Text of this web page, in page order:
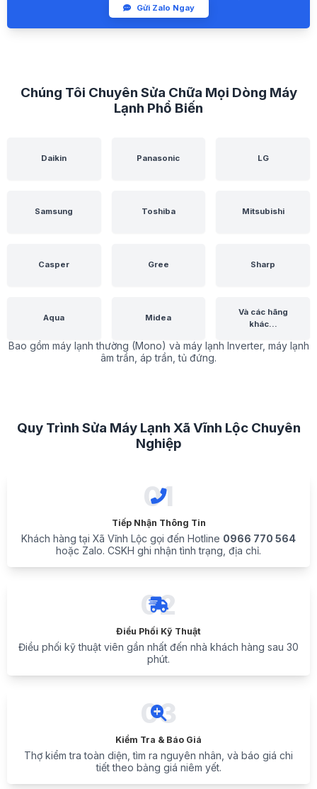
Gửi Zalo Ngay
Chúng Tôi Chuyên Sửa Chữa Mọi Dòng Máy
Lạnh Phổ Biến
Daikin Panasonic LG
Samsung Toshiba Mitsubishi
Casper Gree Sharp
Aqua Midea
Và các hãng
khác...
Bao gồm máy lạnh thường (Mono) và máy lạnh Inverter, máy lạnh
âm trần, áp trần, tủ đứng.
Quy Trình Sửa Máy Lạnh Xã Vĩnh Lộc Chuyên
Nghiệp
01
Tiếp Nhận Thông Tin
Khách hàng tại Xã Vĩnh Lộc gọi đến Hotline 0966 770 564
hoặc Zalo. CSKH ghi nhận tình trạng, địa chỉ.
02
Điều Phối Kỹ Thuật
Điều phối kỹ thuật viên gần nhất đến nhà khách hàng sau 30
phút.
03
Kiểm Tra & Báo Giá
Thợ kiểm tra toàn diện, tìm ra nguyên nhân, và báo giá chi
tiết theo bảng giá niêm yết.